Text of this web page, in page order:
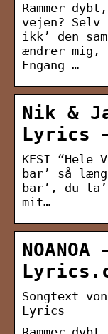
Rammer
vejen? Selv
ikk’ den
ændrer
Engang …
Nik &
Lyrics
KESI “Hele
bar’ så
bar’, du
mit…
Songtext
Lyrics